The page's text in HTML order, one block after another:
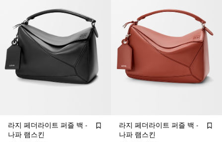
라지 페더라이트 퍼즐 백 -
나파 램스킨
라지 페더라이트 퍼즐 백 -
나파 램스킨